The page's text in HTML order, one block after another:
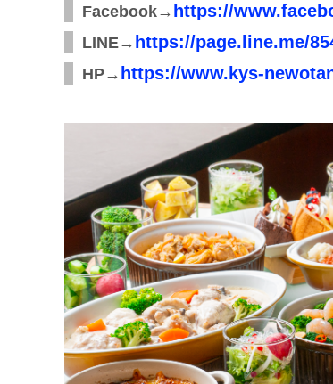
Facebook→ https://
LINE→ https://page.line.me/
HP→ https://www.kys-